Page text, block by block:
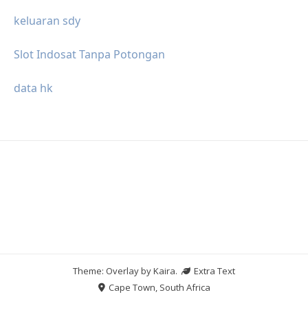
keluaran sdy
Slot Indosat Tanpa Potongan
data hk
Theme: Overlay byKaira.
Extra Text
Cape Town, South Africa